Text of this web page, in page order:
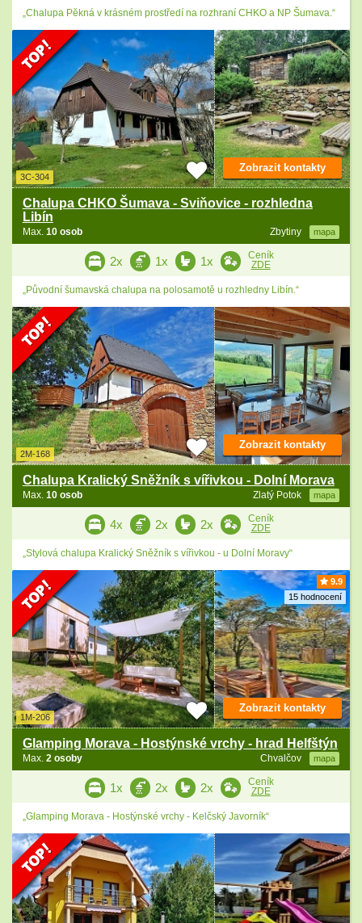
„Chalupa Pěkná v krásném prostředí na rozhraní CHKO a NP Šumava.“
3C-304
Chalupa CHKO Šumava - Sviňovice - rozhledna
Libín
Zbytiny mapa
Max. 10 osob
Zobrazit kontakty
2x 1x 1x
Ceník
ZDE
„Původní šumavská chalupa na polosamotě u rozhledny Libín.“
2M-168
Chalupa Kralický Sněžník s vířivkou - Dolní Morava
Zlatý Potok mapa
Max. 10 osob
Zobrazit kontakty
4x 2x 2x
Ceník
ZDE
„Stylová chalupa Kralický Sněžník s vířivkou - u Dolní Moravy“
9.9
15 hodnocení
1M-206
Glamping Morava - Hostýnské vrchy - hrad Helfštýn
Chvalčov mapa
Max. 2 osoby
Zobrazit kontakty
1x 2x 2x
Ceník
ZDE
„Glamping Morava - Hostýnské vrchy - Kelčský Javorník“